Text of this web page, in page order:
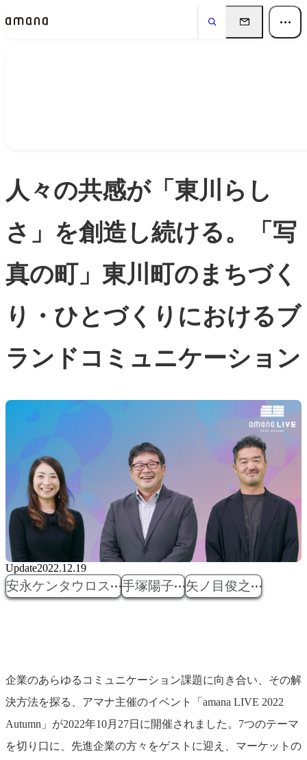
人々の共感が「東川らし
さ」を創造し続ける。「写
真の町」東川町のまちづく
り・ひとづくりにおけるブ
ランドコミュニケーション
Update2022.12.19
安永ケンタウロス 手塚陽子 矢ノ目俊之
企業のあらゆるコミュニケーション課題に向き合い、その解
決方法を探る、アマナ主催のイベント「amana LIVE 2022
Autumn」が2022年10月27日に開催されました。7つのテーマ
を切り口に、先進企業の方々をゲストに迎え、マーケットの